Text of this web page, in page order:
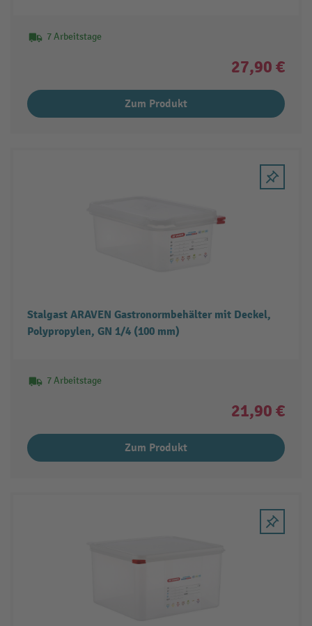
7 Arbeitstage
27,90 €
Zum Produkt
Stalgast ARAVEN Gastronormbehälter mit Deckel,
Polypropylen, GN 1/4 (100 mm)
7 Arbeitstage
21,90 €
Zum Produkt